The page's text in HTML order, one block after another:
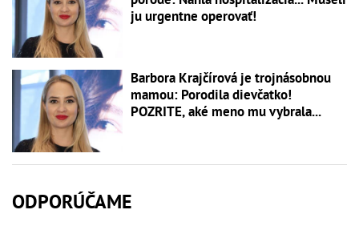
ju urgentne operovať!
Barbora Krajčírová je trojnásobnou
mamou: Porodila dievčatko!
POZRITE, aké meno mu vybrala...
ODPORÚČAME